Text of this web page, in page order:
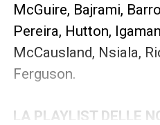
McGuire, Bajrami,
Pereira, Hutton,
McCausland, Nsiala,
Ferguson.
LA PLAYLIST DELLE